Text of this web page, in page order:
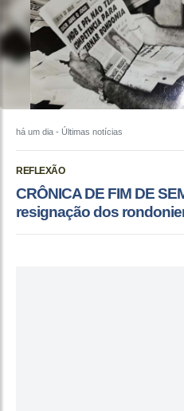
há um dia - Últimas notícias
REFLEXÃO
CRÔNICA DE FIM DE
resignação dos